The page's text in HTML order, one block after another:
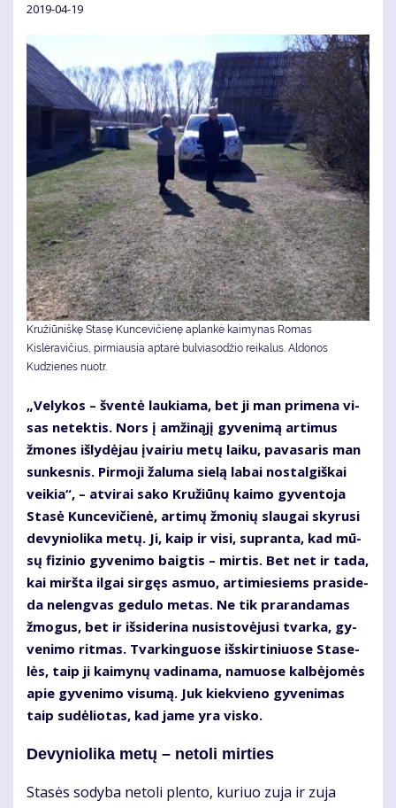
2019-04-19
Kružiūniškę Stasę Kuncevičienę aplankė kaimynas Romas
Kisleravičius, pirmiausia aptarė bulviasodžio reikalus. Aldonos
Kudzienes nuotr.
„Ve­ly­kos – šven­tė lau­kia­ma, bet ji man pri­me­na vi­
sas ne­tek­tis. Nors į am­ži­ną­jį gy­ve­ni­mą ar­ti­mus
žmo­nes iš­ly­dė­jau įvai­riu me­tų lai­ku, pa­va­sa­ris man
sun­kes­nis. Pir­mo­ji ža­lu­ma sie­lą la­bai nos­tal­giš­kai
vei­kia“, – at­vi­rai sa­ko Kru­žiū­nų kai­mo gy­ven­to­ja
Sta­sė Kun­ce­vi­čie­nė, ar­ti­mų žmo­nių slau­gai sky­ru­si
de­vy­nio­li­ka me­tų. Ji, kaip ir vi­si, su­pran­ta, kad mū­
sų fi­zi­nio gy­ve­ni­mo baig­tis – mir­tis. Bet net ir ta­da,
kai mirš­ta il­gai sir­gęs as­muo, ar­ti­mie­siems pra­si­de­
da ne­leng­vas ge­du­lo me­tas. Ne tik pra­ran­da­mas
žmo­gus, bet ir iš­si­de­ri­na nu­si­sto­vė­ju­si tvar­ka, gy­
ve­ni­mo rit­mas. Tvar­kin­guo­se iš­skir­ti­niuo­se Sta­se­
lės, taip ji kai­my­nų va­di­na­ma, na­muo­se kal­bė­jo­mės
apie gy­ve­ni­mo vi­su­mą. Juk kiek­vie­no gy­ve­ni­mas
taip su­dė­lio­tas, kad ja­me yra vis­ko.
De­vy­nio­li­ka me­tų – ne­to­li mir­ties
Sta­sės so­dy­ba ne­to­li plen­to, ku­riuo zu­ja ir zu­ja